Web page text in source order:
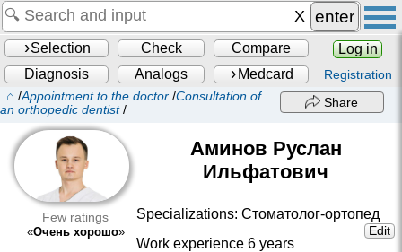
enter
Selection Check Compare
Log in
Diagnosis
Analogs Medcard Registration
⌂ /Appointment to the doctor /Consultation of
an orthopedic dentist/
Share
Few ratings
«Очень хорошо»
Аминов Руслан
Ильфатович
Specializations: Стоматолог-ортопед
Edit
Work experience 6 years